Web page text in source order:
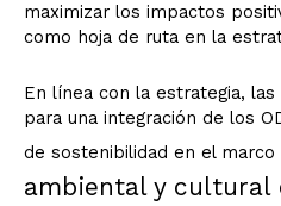
maximizar los impactos
como hoja de ruta en la
En línea con la estrategia,
para una integración de los
de sostenibilidad en el marco
ambiental y